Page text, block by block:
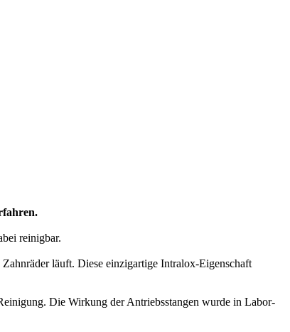
reinigbar.
läuft. Diese einzigartige Intralox-Eigenschaft
Die Wirkung der Antriebsstangen wurde in Labor-